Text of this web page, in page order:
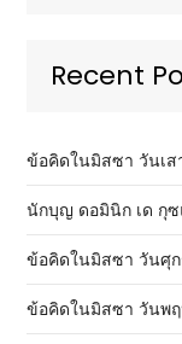
Recent
ข้อคิดในมิสซา วันเส
นักบุญ ดอมินิก เด กุซ
ข้อคิดในมิสซา วันศุ
ข้อคิดในมิสซา วันพ